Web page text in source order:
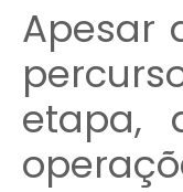
Apesar
etapa,